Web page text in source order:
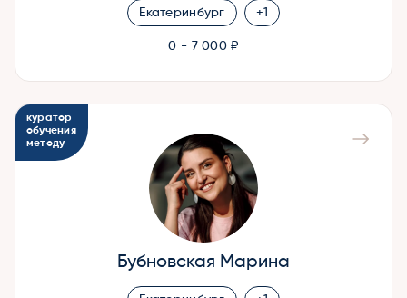
Екатеринбург +1
0 - 7 000 ₽
Бубновская Марина
куратор
обучения
методу